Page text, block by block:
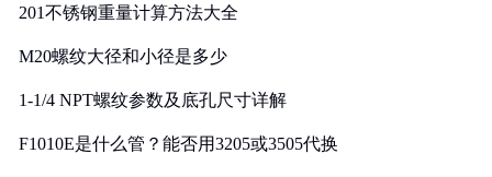
201不锈钢重量计算方法大全
M20螺纹大径和小径是多少
1-1/4 NPT螺纹参数及底孔尺寸详解
F1010E是什么管？能否用3205或3505代换